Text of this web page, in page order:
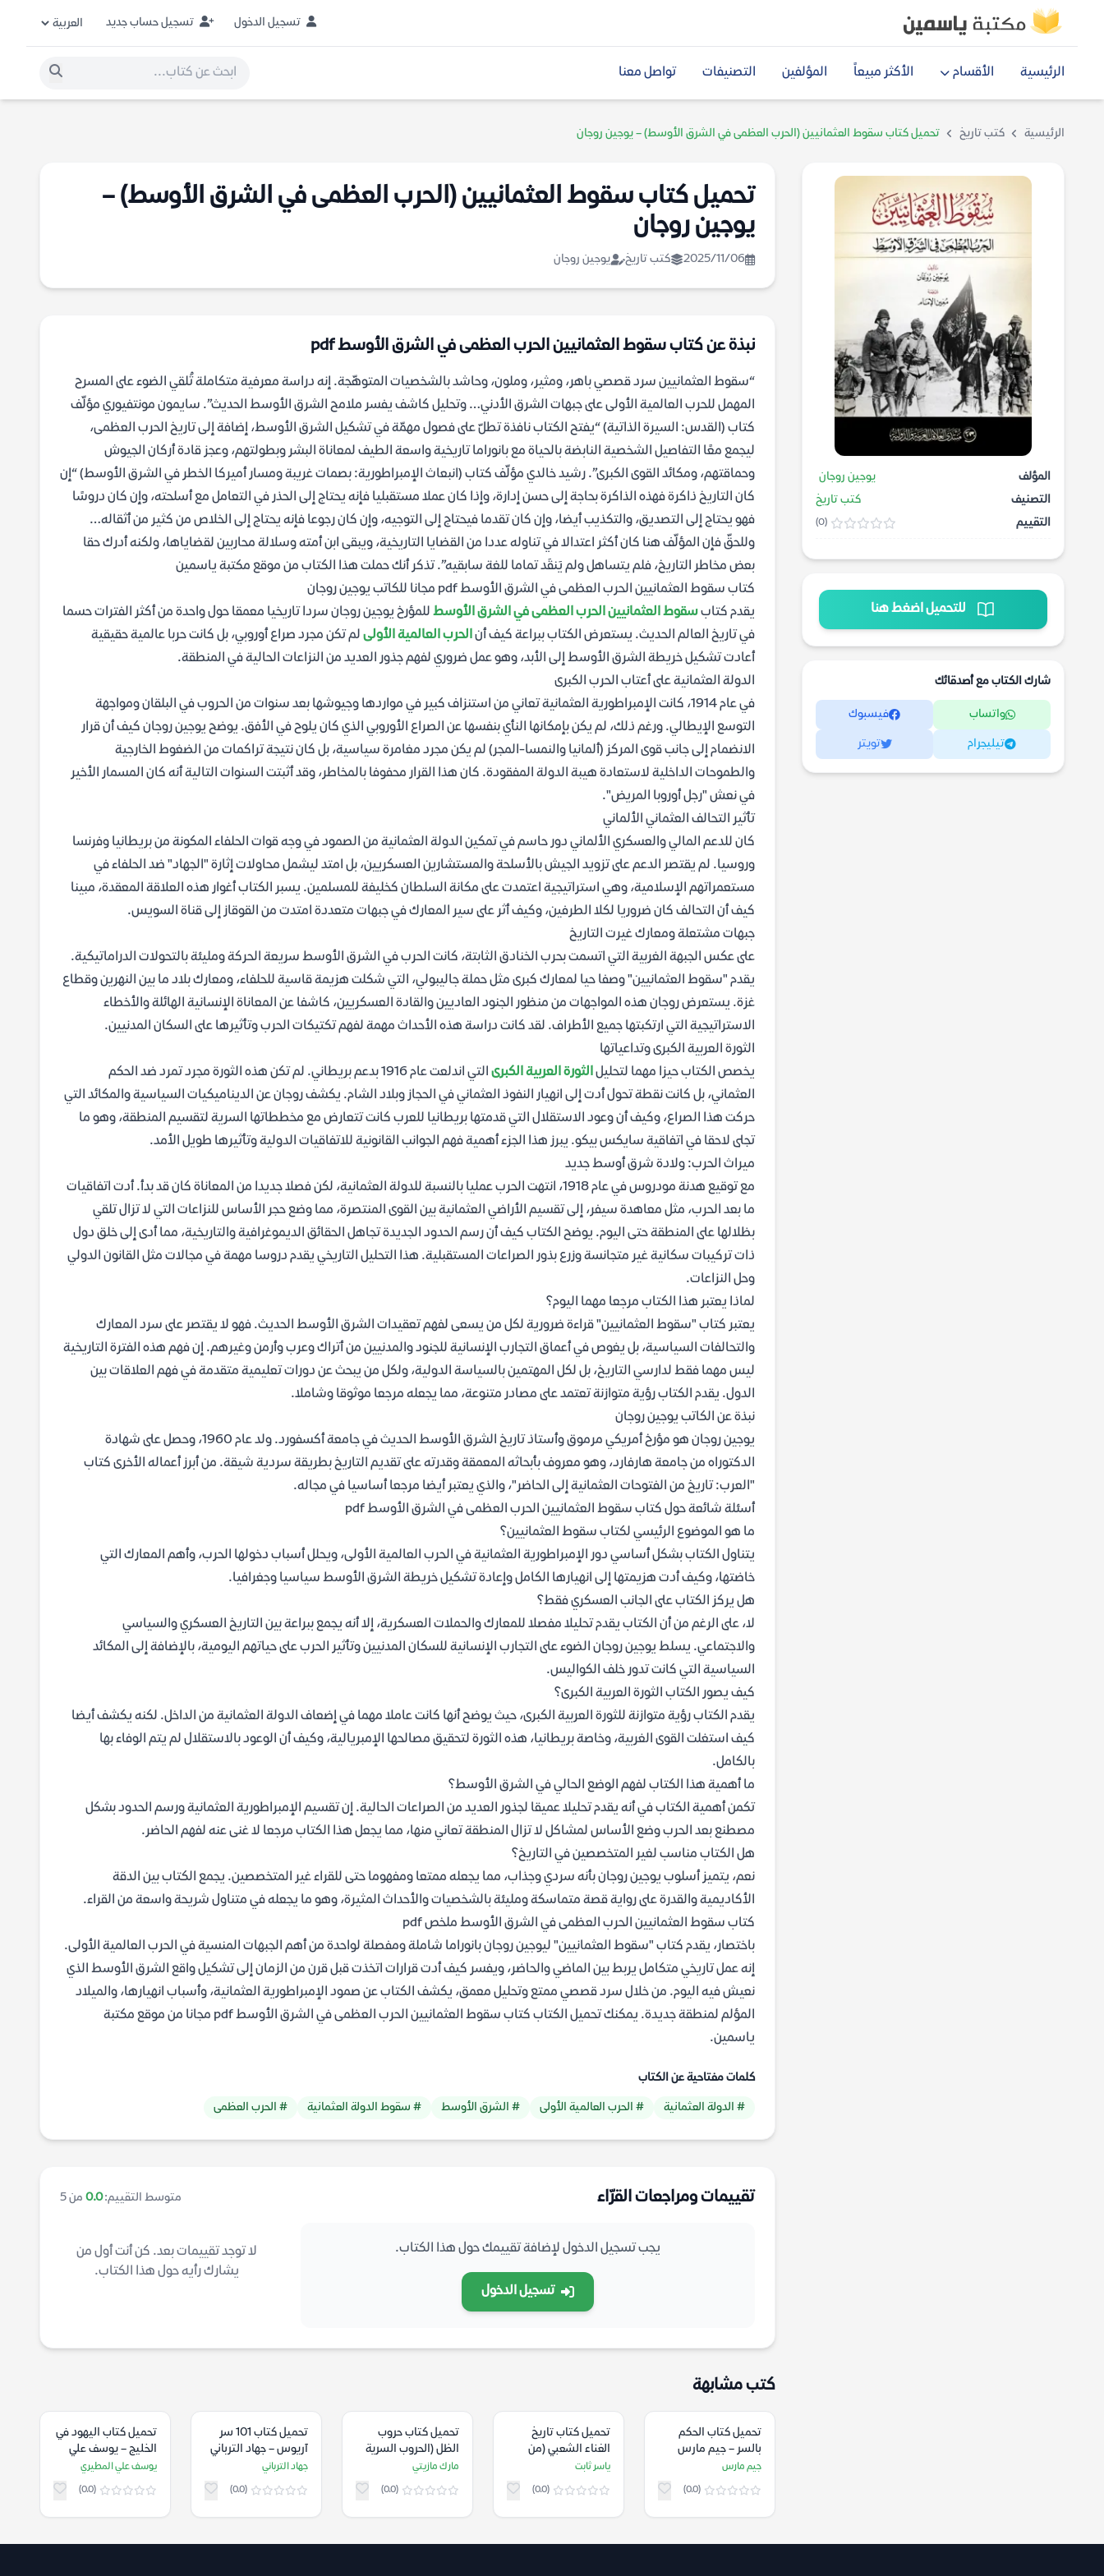
تسجيل الدخول تسجيل حساب جديد
الرئيسية الأقسام الأكثر مبيعاً المؤلفين التصنيفات تواصل معنا
الرئيسية كتب تاريخ تحميل كتاب سقوط العثمانيين (الحرب العظمى في الشرق الأوسط) – يوجين روجان
المؤلف
يوجين روجان
التصنيف
كتب تاريخ
التقييم
(0)
للتحميل اضغط هنا
شارك الكتاب مع أصدقائك
واتساب فيسبوك
تيليجرام تويتر
تحميل كتاب سقوط العثمانيين (الحرب العظمى في الشرق الأوسط) –
يوجين روجان
2025/11/06 كتب تاريخ يوجين روجان
نبذة عن كتاب سقوط العثمانيين الحرب العظمى في الشرق الأوسط pdf
“سقوط العثمانيين سرد قصصي باهر، ومثير، وملون، وحاشد بالشخصيات المتوهّجة. إنه دراسة معرفية متكاملة تُلقي الضوء على المسرح
المهمل للحرب العالمية الأولى على جبهات الشرق الأدني… وتحليل كاشف يفسر ملامح الشرق الأوسط الحديث”. سايمون مونتفيوري مؤلّف
كتاب (القدس: السيرة الذاتية) “يفتح الكتاب نافذة تطلّ على فصول مهمّة في تشكيل الشرق الأوسط، إضافة إلى تاريخ الحرب العظمى،
ليجمع معًا التفاصيل الشخصية النابضة بالحياة مع بانوراما تاريخية واسعة الطيف لمعاناة البشر وبطولتهم، وعجز قادة أركان الجيوش
وحماقتهم، ومكائد القوى الكبرى”. رشيد خالدي مؤلّف كتاب (انبعاث الإمبراطورية: بصمات غريبة ومسار أميركا الخطر في الشرق الأوسط) “إن
كان التاريخ ذاكرة فهذه الذاكرة بحاجة إلى حسن إدارة، وإذا كان عملا مستقبليا فإنه يحتاج إلى الحذر في التعامل مع أسلحته، وإن كان دروسًا
فهو يحتاج إلى التصديق، والتكذيب أيضا، وإن كان تقدما فيحتاج إلى التوجيه، وإن كان رجوعا فإنه يحتاج إلى الخلاص من كثير من أثقاله…
وللحقّ فإن المؤلّف هنا كان أكثر اعتدالا في تناوله عددا من القضايا التاريخية، ويبقى ابن أمته وسلالة محاربين لقضاياها، ولكنه أدرك حقا
بعض مخاطر التاريخ، فلم يتساهل ولم يَنقَد تماما للغة سابقيه”. تذكر أنك حملت هذا الكتاب من موقع مكتبة ياسمين
كتاب سقوط العثمانيين الحرب العظمى في الشرق الأوسط pdf مجانا للكاتب يوجين روجان
يقدم كتابسقوط العثمانيين الحرب العظمى في الشرق الأوسط للمؤرخ يوجين روجان سردا تاريخيا معمقا حول واحدة من أكثر الفترات حسما
في تاريخ العالم الحديث. يستعرض الكتاب ببراعة كيف أنالحرب العالمية الأولى لم تكن مجرد صراع أوروبي، بل كانت حربا عالمية حقيقية
أعادت تشكيل خريطة الشرق الأوسط إلى الأبد، وهو عمل ضروري لفهم جذور العديد من النزاعات الحالية في المنطقة.
الدولة العثمانية على أعتاب الحرب الكبرى
في عام 1914، كانت الإمبراطورية العثمانية تعاني من استنزاف كبير في مواردها وجيوشها بعد سنوات من الحروب في البلقان ومواجهة
التوسع الإيطالي. ورغم ذلك، لم يكن بإمكانها النأي بنفسها عن الصراع الأوروبي الذي كان يلوح في الأفق. يوضح يوجين روجان كيف أن قرار
الانضمام إلى جانب قوى المركز (ألمانيا والنمسا-المجر) لم يكن مجرد مغامرة سياسية، بل كان نتيجة تراكمات من الضغوط الخارجية
والطموحات الداخلية لاستعادة هيبة الدولة المفقودة. كان هذا القرار محفوفا بالمخاطر، وقد أثبتت السنوات التالية أنه كان المسمار الأخير
في نعش "رجل أوروبا المريض".
تأثير التحالف العثماني الألماني
كان للدعم المالي والعسكري الألماني دور حاسم في تمكين الدولة العثمانية من الصمود في وجه قوات الحلفاء المكونة من بريطانيا وفرنسا
وروسيا. لم يقتصر الدعم على تزويد الجيش بالأسلحة والمستشارين العسكريين، بل امتد ليشمل محاولات إثارة "الجهاد" ضد الحلفاء في
مستعمراتهم الإسلامية، وهي استراتيجية اعتمدت على مكانة السلطان كخليفة للمسلمين. يسبر الكتاب أغوار هذه العلاقة المعقدة، مبينا
كيف أن التحالف كان ضروريا لكلا الطرفين، وكيف أثر على سير المعارك في جبهات متعددة امتدت من القوقاز إلى قناة السويس.
جبهات مشتعلة ومعارك غيرت التاريخ
على عكس الجبهة الغربية التي اتسمت بحرب الخنادق الثابتة، كانت الحرب في الشرق الأوسط سريعة الحركة ومليئة بالتحولات الدراماتيكية.
يقدم "سقوط العثمانيين" وصفا حيا لمعارك كبرى مثل حملة جاليبولي، التي شكلت هزيمة قاسية للحلفاء، ومعارك بلاد ما بين النهرين وقطاع
غزة. يستعرض روجان هذه المواجهات من منظور الجنود العاديين والقادة العسكريين، كاشفا عن المعاناة الإنسانية الهائلة والأخطاء
الاستراتيجية التي ارتكبتها جميع الأطراف. لقد كانت دراسة هذه الأحداث مهمة لفهم تكتيكات الحرب وتأثيرها على السكان المدنيين.
الثورة العربية الكبرى وتداعياتها
يخصص الكتاب حيزا مهما لتحليلالثورة العربية الكبرى
التي اندلعت عام 1916 بدعم بريطاني. لم تكن هذه الثورة مجرد تمرد ضد الحكم
العثماني، بل كانت نقطة تحول أدت إلى انهيار النفوذ العثماني في الحجاز وبلاد الشام. يكشف روجان عن الديناميكيات السياسية والمكائد التي
حركت هذا الصراع، وكيف أن وعود الاستقلال التي قدمتها بريطانيا للعرب كانت تتعارض مع مخططاتها السرية لتقسيم المنطقة، وهو ما
تجلى لاحقا في اتفاقية سايكس بيكو. يبرز هذا الجزء أهمية فهم الجوانب القانونية للاتفاقيات الدولية وتأثيرها طويل الأمد.
ميراث الحرب: ولادة شرق أوسط جديد
مع توقيع هدنة مودروس في عام 1918، انتهت الحرب عمليا بالنسبة للدولة العثمانية، لكن فصلا جديدا من المعاناة كان قد بدأ. أدت اتفاقيات
ما بعد الحرب، مثل معاهدة سيفر، إلى تقسيم الأراضي العثمانية بين القوى المنتصرة، مما وضع حجر الأساس للنزاعات التي لا تزال تلقي
بظلالها على المنطقة حتى اليوم. يوضح الكتاب كيف أن رسم الحدود الجديدة تجاهل الحقائق الديموغرافية والتاريخية، مما أدى إلى خلق دول
ذات تركيبات سكانية غير متجانسة وزرع بذور الصراعات المستقبلية. هذا التحليل التاريخي يقدم دروسا مهمة في مجالات مثل القانون الدولي
وحل النزاعات.
لماذا يعتبر هذا الكتاب مرجعا مهما اليوم؟
يعتبر كتاب "سقوط العثمانيين" قراءة ضرورية لكل من يسعى لفهم تعقيدات الشرق الأوسط الحديث. فهو لا يقتصر على سرد المعارك
والتحالفات السياسية، بل يغوص في أعماق التجارب الإنسانية للجنود والمدنيين من أتراك وعرب وأرمن وغيرهم. إن فهم هذه الفترة التاريخية
ليس مهما فقط لدارسي التاريخ، بل لكل المهتمين بالسياسة الدولية، ولكل من يبحث عن دورات تعليمية متقدمة في فهم العلاقات بين
الدول. يقدم الكتاب رؤية متوازنة تعتمد على مصادر متنوعة، مما يجعله مرجعا موثوقا وشاملا.
نبذة عن الكاتب يوجين روجان
يوجين روجان هو مؤرخ أمريكي مرموق وأستاذ تاريخ الشرق الأوسط الحديث في جامعة أكسفورد. ولد عام 1960، وحصل على شهادة
الدكتوراه من جامعة هارفارد، وهو معروف بأبحاثه المعمقة وقدرته على تقديم التاريخ بطريقة سردية شيقة. من أبرز أعماله الأخرى كتاب
"العرب: تاريخ من الفتوحات العثمانية إلى الحاضر"، والذي يعتبر أيضا مرجعا أساسيا في مجاله.
أسئلة شائعة حول كتاب سقوط العثمانيين الحرب العظمى في الشرق الأوسط pdf
ما هو الموضوع الرئيسي لكتاب سقوط العثمانيين؟
يتناول الكتاب بشكل أساسي دور الإمبراطورية العثمانية في الحرب العالمية الأولى، ويحلل أسباب دخولها الحرب، وأهم المعارك التي
خاضتها، وكيف أدت هزيمتها إلى انهيارها الكامل وإعادة تشكيل خريطة الشرق الأوسط سياسيا وجغرافيا.
هل يركز الكتاب على الجانب العسكري فقط؟
لا، على الرغم من أن الكتاب يقدم تحليلا مفصلا للمعارك والحملات العسكرية، إلا أنه يجمع ببراعة بين التاريخ العسكري والسياسي
والاجتماعي. يسلط يوجين روجان الضوء على التجارب الإنسانية للسكان المدنيين وتأثير الحرب على حياتهم اليومية، بالإضافة إلى المكائد
السياسية التي كانت تدور خلف الكواليس.
كيف يصور الكتاب الثورة العربية الكبرى؟
يقدم الكتاب رؤية متوازنة للثورة العربية الكبرى، حيث يوضح أنها كانت عاملا مهما في إضعاف الدولة العثمانية من الداخل. لكنه يكشف أيضا
كيف استغلت القوى الغربية، وخاصة بريطانيا، هذه الثورة لتحقيق مصالحها الإمبريالية، وكيف أن الوعود بالاستقلال لم يتم الوفاء بها
بالكامل.
ما أهمية هذا الكتاب لفهم الوضع الحالي في الشرق الأوسط؟
تكمن أهمية الكتاب في أنه يقدم تحليلا عميقا لجذور العديد من الصراعات الحالية. إن تقسيم الإمبراطورية العثمانية ورسم الحدود بشكل
مصطنع بعد الحرب وضع الأساس لمشاكل لا تزال المنطقة تعاني منها، مما يجعل هذا الكتاب مرجعا لا غنى عنه لفهم الحاضر.
هل الكتاب مناسب لغير المتخصصين في التاريخ؟
نعم، يتميز أسلوب يوجين روجان بأنه سردي وجذاب، مما يجعله ممتعا ومفهوما حتى للقراء غير المتخصصين. يجمع الكتاب بين الدقة
الأكاديمية والقدرة على رواية قصة متماسكة ومليئة بالشخصيات والأحداث المثيرة، وهو ما يجعله في متناول شريحة واسعة من القراء.
كتاب سقوط العثمانيين الحرب العظمى في الشرق الأوسط ملخص pdf
باختصار، يقدم كتاب "سقوط العثمانيين" ليوجين روجان بانوراما شاملة ومفصلة لواحدة من أهم الجبهات المنسية في الحرب العالمية الأولى.
إنه عمل تاريخي متكامل يربط بين الماضي والحاضر، ويفسر كيف أدت قرارات اتخذت قبل قرن من الزمان إلى تشكيل واقع الشرق الأوسط الذي
نعيش فيه اليوم. من خلال سرد قصصي ممتع وتحليل معمق، يكشف الكتاب عن صمود الإمبراطورية العثمانية، وأسباب انهيارها، والميلاد
المؤلم لمنطقة جديدة. يمكنك تحميل الكتاب كتاب سقوط العثمانيين الحرب العظمى في الشرق الأوسط pdf مجانا من موقع مكتبة
ياسمين.
كلمات مفتاحية عن الكتاب
# الدولة العثمانية # الحرب العالمية الأولى # الشرق الأوسط # سقوط الدولة العثمانية # الحرب العظمى
تقييمات ومراجعات القرّاء متوسط التقييم:0.0 من 5
يجب تسجيل الدخول لإضافة تقييمك حول هذا الكتاب.
تسجيل الدخول
لا توجد تقييمات بعد. كن أنت أول من
يشارك رأيه حول هذا الكتاب.
كتب مشابهة
تحميل كتاب الحكم
بالسر – جيم مارس
جيم مارس
(0.0)
تحميل كتاب تاريخ
الغناء الشعبي (من
الموال إلى الراب) –
ياسر ثابت
(0.0)
تحميل كتاب حروب
الظل (الحروب السرية
الأميركية الجديدة) –
مارك مازيتي
(0.0)
تحميل كتاب 101 سر
آريوس – جهاد الترباني
جهاد الترباني
(0.0)
تحميل كتاب اليهود في
الخليج – يوسف علي
المطيري
يوسف علي المطيري
(0.0)